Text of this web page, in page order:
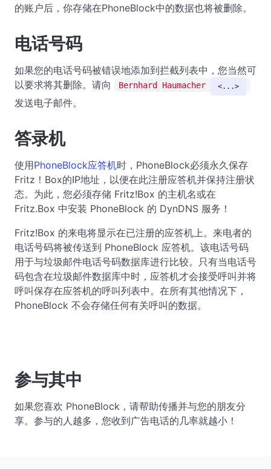
的账户后，你存储在PhoneBlock中的数据也将被删除。
电话号码
如果您的电话号码被错误地添加到拦截列表中，您当然可
以要求将其删除。请向
Bernhard Haumacher ...
发送电子邮件。
答录机
使用PhoneBlock应答机时，PhoneBlock必须永久保存
Fritz！Box的IP地址，以便在此注册应答机并保持注册状
态。为此，您必须存储 Fritz!Box 的主机名或在
Fritz.Box 中安装 PhoneBlock 的 DynDNS 服务！
Fritz!Box 的来电将显示在已注册的应答机上。来电者的
电话号码将被传送到 PhoneBlock 应答机。该电话号码
用于与垃圾邮件电话号码数据库进行比较。只有当电话号
码包含在垃圾邮件数据库中时，应答机才会接受呼叫并将
呼叫保存在应答机的呼叫列表中。在所有其他情况下，
PhoneBlock 不会存储任何有关呼叫的数据。
参与其中
如果您喜欢 PhoneBlock，请帮助传播并与您的朋友分
享。参与的人越多，您收到广告电话的几率就越小！